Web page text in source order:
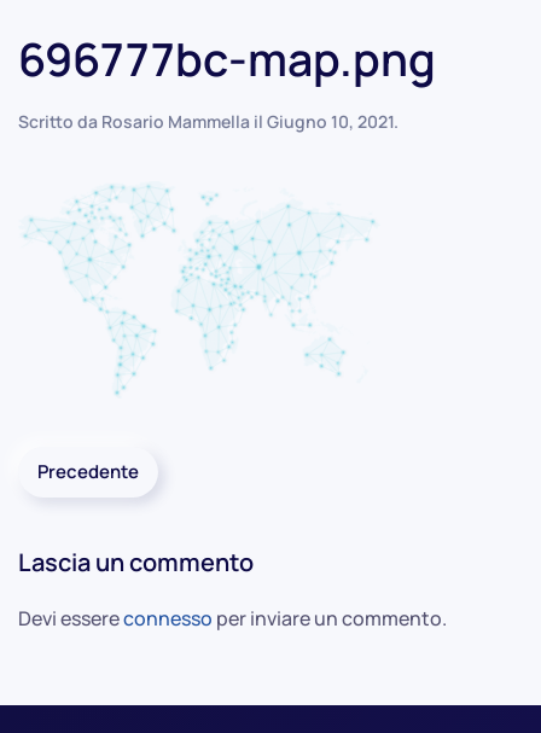
696777bc-map.png
Scritto da Rosario Mammella il Giugno 10, 2021.
Precedente
Lascia un commento
Devi essereconnesso per inviare un commento.